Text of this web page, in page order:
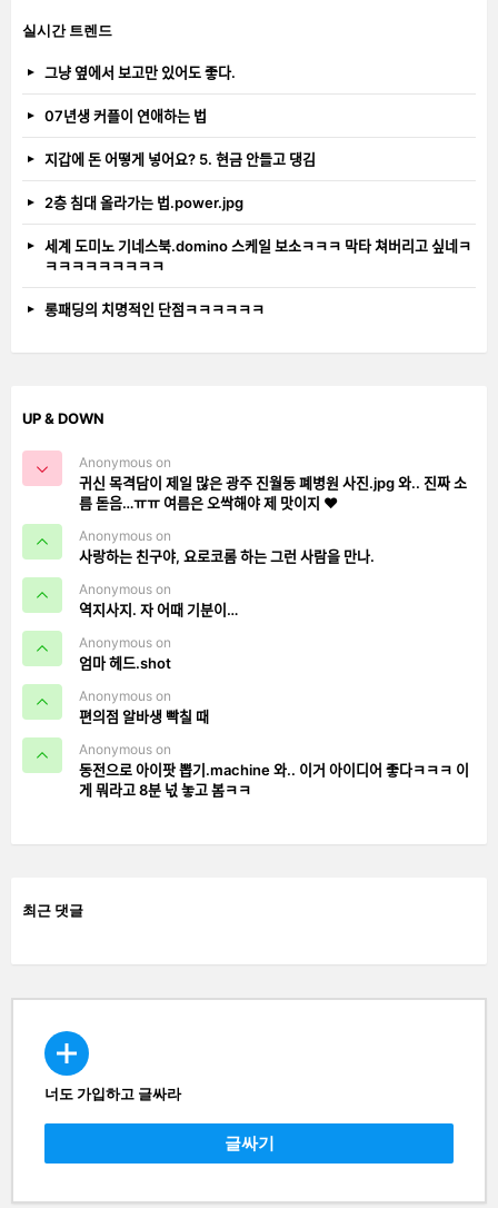
실시간 트렌드
그냥 옆에서 보고만 있어도 좋다.
07년생 커플이 연애하는 법
지갑에 돈 어떻게 넣어요? 5. 현금 안들고 댕김
2층 침대 올라가는 법.power.jpg
세계 도미노 기네스북.domino 스케일 보소ㅋㅋㅋ 막타 쳐버리고 싶네ㅋ
ㅋㅋㅋㅋㅋㅋㅋㅋㅋ
롱패딩의 치명적인 단점ㅋㅋㅋㅋㅋㅋ
UP & DOWN
Anonymous on
귀신 목격담이 제일 많은 광주 진월동 폐병원 사진.jpg 와.. 진짜 소
름 돋음…ㅠㅠ 여름은 오싹해야 제 맛이지 ❤️
Anonymous on
사랑하는 친구야, 요로코롬 하는 그런 사람을 만나.
Anonymous on
역지사지. 자 어때 기분이…
Anonymous on
엄마 헤드.shot
Anonymous on
편의점 알바생 빡칠 때
Anonymous on
동전으로 아이팟 뽑기.machine 와.. 이거 아이디어 좋다ㅋㅋㅋ 이
게 뭐라고 8분 넋 놓고 봄ㅋㅋ
최근 댓글
CREATE
너도 가입하고 글싸라
글싸기